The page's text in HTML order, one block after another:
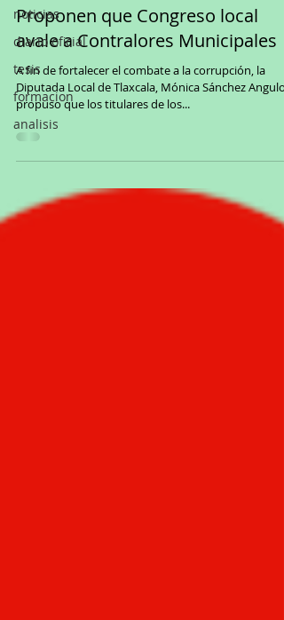
noticias
diario oficial
tesis
formacion
analisis
Proponen que Congreso local
avale a Contralores Municipales
A fin de fortalecer el combate a la corrupción, la
Diputada Local de Tlaxcala, Mónica Sánchez Angulo,
propuso que los titulares de los...